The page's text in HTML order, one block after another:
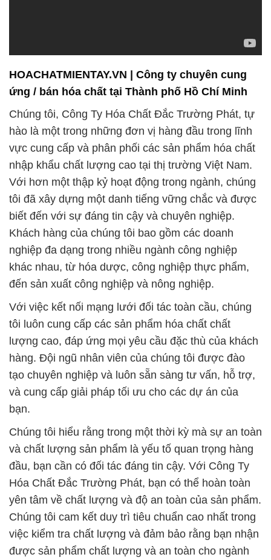
Chúng tôi, Công Ty Hóa Chất Đắc Trường Phát, tự
hào là một trong những đơn vị hàng đầu trong lĩnh
vực cung cấp và phân phối các sản phẩm hóa chất
nhập khẩu chất lượng cao tại thị trường Việt Nam.
Với hơn một thập kỷ hoạt động trong ngành, chúng
tôi đã xây dựng một danh tiếng vững chắc và được
biết đến với sự đáng tin cậy và chuyên nghiệp.
Khách hàng của chúng tôi bao gồm các doanh
nghiệp đa dạng trong nhiều ngành công nghiệp
khác nhau, từ hóa dược, công nghiệp thực phẩm,
đến sản xuất công nghiệp và nông nghiệp.
Với việc kết nối mạng lưới đối tác toàn cầu, chúng
tôi luôn cung cấp các sản phẩm hóa chất chất
lượng cao, đáp ứng mọi yêu cầu đặc thù của khách
hàng. Đội ngũ nhân viên của chúng tôi được đào
tạo chuyên nghiệp và luôn sẵn sàng tư vấn, hỗ trợ,
và cung cấp giải pháp tối ưu cho các dự án của
bạn.
Chúng tôi hiểu rằng trong một thời kỳ mà sự an toàn
và chất lượng sản phẩm là yếu tố quan trọng hàng
đầu, bạn cần có đối tác đáng tin cậy. Với Công Ty
Hóa Chất Đắc Trường Phát, bạn có thể hoàn toàn
yên tâm về chất lượng và độ an toàn của sản phẩm.
Chúng tôi cam kết duy trì tiêu chuẩn cao nhất trong
việc kiểm tra chất lượng và đảm bảo rằng bạn nhận
được sản phẩm chất lượng và an toàn cho ngành
công nghiệp của bạn.
Trong một thế giới công nghiệp ngày càng phức tạp,
chúng tôi hiểu rằng việc có được nguồn cung ứng
hóa chất đáng tin cậy và đối tác có kinh nghiệm là